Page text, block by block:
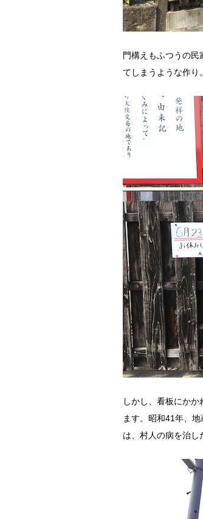
門構えもふつうの
てしまうような作り。
しかし、看板にか
ます。昭和41年、
は、村人の病を治し